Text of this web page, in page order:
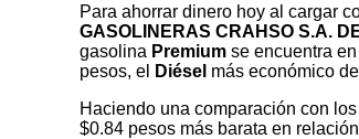
Para ahorrar dinero hoy al cargar
GASOLINERAS CRAHSO S.A.
gasolina Premium se encuentra
pesos, el
Diésel más económico
Haciendo una comparación con
$0.84 pesos más barata en